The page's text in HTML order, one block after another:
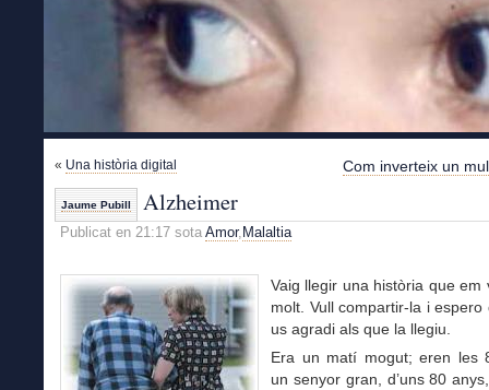
« Una història digital Com inverteix un
Jaume Pubill Alzheimer
Publicat en 21:17 sota Amor, Malaltia
Vaig llegir una història que em
molt. Vull compartir-la i espero
us agradi als que la llegiu.
Era un matí mogut; eren les
un senyor gran, d’uns 80